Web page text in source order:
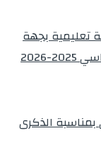
يتفقد 39 مؤسسة تعليمية بجهة
2026
الذكرى